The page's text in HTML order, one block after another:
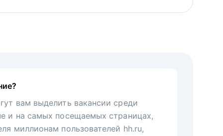
вам выделить вакансии среди
и на самых посещаемых страницах,
миллионам пользователей hh.ru,